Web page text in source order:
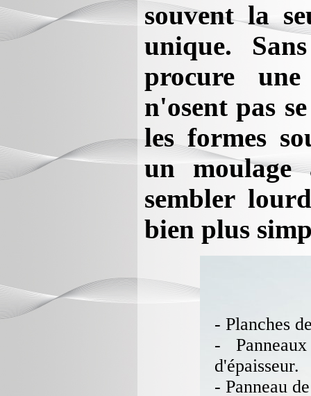
souvent la
unique.
procure
n'osent pas
les formes
un moulage
sembler
bien plus
- Planches
-
d'épaisseur.
- Panneau